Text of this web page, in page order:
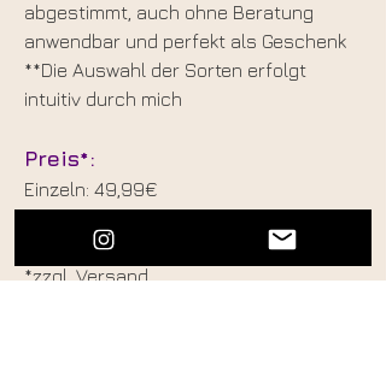
abgestimmt, auch ohne Beratung
anwendbar und perfekt als Geschenk
**Die Auswahl der Sorten erfolgt
intuitiv durch mich
Preis*:
Einzeln: 49,99€
*zzgl. Versand